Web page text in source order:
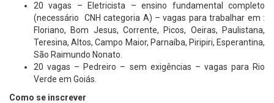
20 vagas – Eletricista – ensino fundamental completo
(necessário CNH categoria A) – vagas para trabalhar em :
Floriano, Bom Jesus, Corrente, Picos, Oeiras, Paulistana,
Teresina, Altos, Campo Maior, Parnaíba, Piripiri, Esperantina,
São Raimundo Nonato.
20 vagas – Pedreiro – sem exigências – vagas para Rio
Verde em Goiás.
Como se inscrever